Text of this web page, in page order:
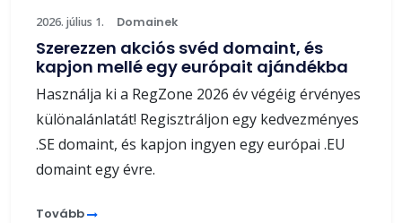
2026. július 1. Domainek
Szerezzen akciós svéd domaint, és
kapjon mellé egy európait ajándékba
Használja ki a RegZone 2026 év végéig érvényes
különalánlatát! Regisztráljon egy kedvezményes
.SE domaint, és kapjon ingyen egy európai .EU
domaint egy évre.
Tovább